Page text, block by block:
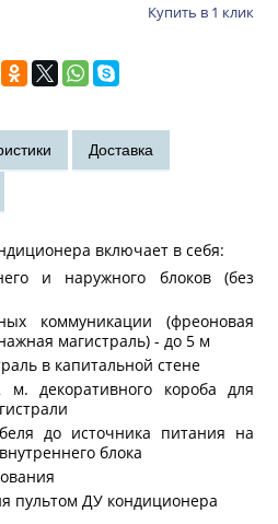
Купить в 1 клик
включает в себя:
и наружного блоков (без
коммуникации (фреоновая
магистраль) - до 5 м
в капитальной стене
м. декоративного короба для
до источника питания на
блока
пультом ДУ кондиционера